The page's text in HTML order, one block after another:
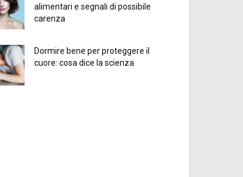
alimentari e segnali di possibile
carenza
Dormire bene per proteggere il
cuore: cosa dice la scienza